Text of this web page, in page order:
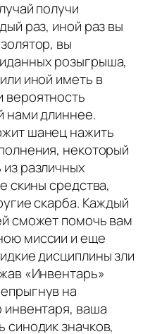
получи
раз, иной раз вы
вы
розыгрыша,
иной иметь в
нами длиннее.
шанец нажить
некоторый
различных
скины средства,
скарба. Каждый
сможет помочь вам
миссии и еще
дисциплины зли
«Инвентарь»
на
инвентаря, ваша
синодик значков,